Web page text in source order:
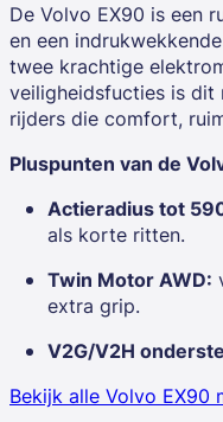
De Volvo EX90 is een
en een indrukwekkende
twee krachtige
veiligheidsfucties is dit
rijders die comfort,
Pluspunten van de
Actieradius tot
als korte ritten.
Twin Motor AWD:
extra grip.
V2G/V2H
Bekijk alle Volvo EX90